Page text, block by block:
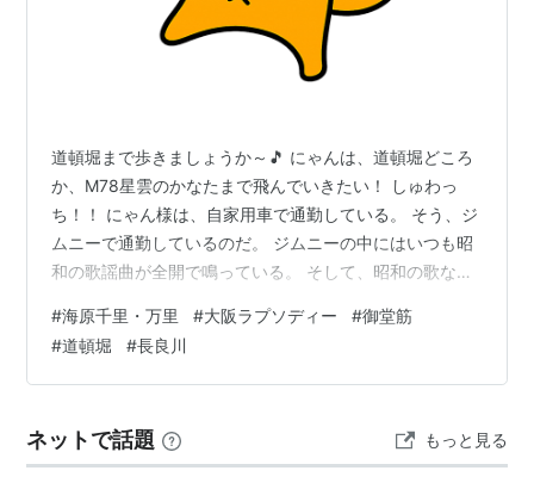
道頓堀まで歩きましょうか～🎵 にゃんは、道頓堀どころ
か、M78星雲のかなたまで飛んでいきたい！ しゅわっ
ち！！ にゃん様は、自家用車で通勤している。 そう、ジ
ムニーで通勤しているのだ。 ジムニーの中にはいつも昭
和の歌謡曲が全開で鳴っている。 そして、昭和の歌なら
ながらハンドルを握っている。ながら運転ではない、そ
れは長良川艶歌を歌っている時だけなのだ。 今日は、帰
り道にかかってしまった。 あの人もこの人も～そぞろ歩
よりきっと、大きい声で歌っていた。 どこへ行く二人づ
れ～🎵 のあたりで、やたら視…
#海原千里・万里 #大阪ラプソディー #御堂筋
#道頓堀 #長良川
ネットで話題 もっと見る